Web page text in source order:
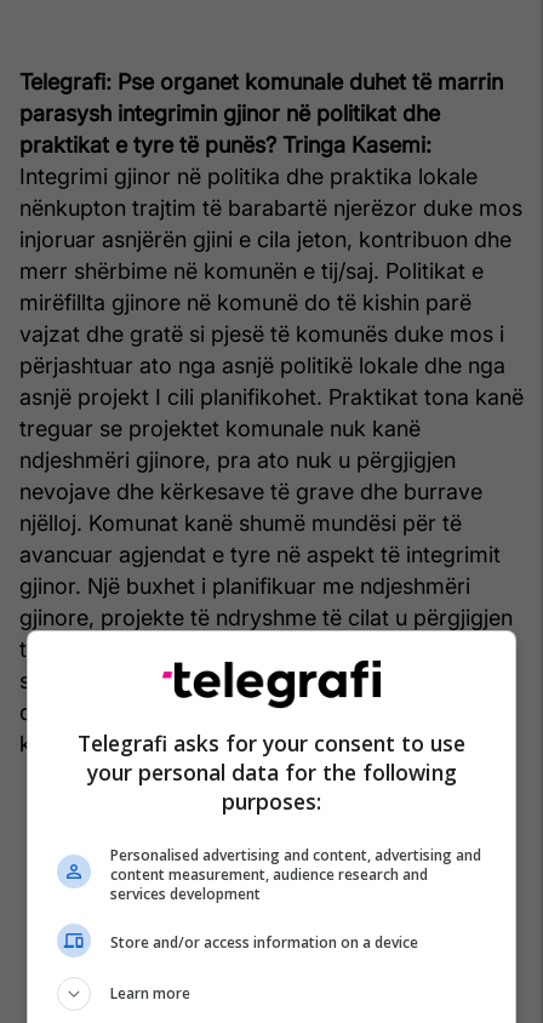
Telegrafi: Pse organet komunale duhet të marrin
parasysh integrimin gjinor në politikat dhe
praktikat e tyre të punës? Tringa Kasemi:
Integrimi gjinor në politika dhe praktika lokale
nënkupton trajtim të barabartë njerëzor duke mos
injoruar asnjërën gjini e cila jeton, kontribuon dhe
merr shërbime në komunën e tij/saj. Politikat e
mirëfillta gjinore në komunë do të kishin parë
vajzat dhe gratë si pjesë të komunës duke mos i
përjashtuar ato nga asnjë politikë lokale dhe nga
asnjë projekt I cili planifikohet. Praktikat tona kanë
treguar se projektet komunale nuk kanë
ndjeshmëri gjinore, pra ato nuk u përgjigjen
nevojave dhe kërkesave të grave dhe burrave
njëlloj. Komunat kanë shumë mundësi për të
avancuar agjendat e tyre në aspekt të integrimit
gjinor. Një buxhet i planifikuar me ndjeshmëri
gjinore, projekte të ndryshme të cilat u përgjigjen
të gjithëve pa dallim, parandalim të ngacmimeve
seksuale në vend të punës e në shkolla, kishin me
qenë disa nga hapat urgjente që do të duhej
komuna ti ketë në agjendat e tyre të përditshme.
Telegrafi asks for your consent to use
your personal data for the following
purposes:
Personalised advertising and content, advertising and
content measurement, audience research and
services development
Store and/or access information on a device
Learn more